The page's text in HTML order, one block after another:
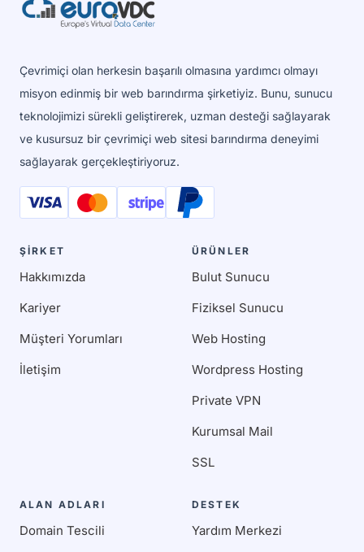
Çevrimiçi olan herkesin başarılı olmasına yardımcı olmayı
misyon edinmiş bir web barındırma şirketiyiz. Bunu, sunucu
teknolojimizi sürekli geliştirerek, uzman desteği sağlayarak
ve kusursuz bir çevrimiçi web sitesi barındırma deneyimi
sağlayarak gerçekleştiriyoruz.
ŞİRKET
Hakkımızda
Kariyer
Müşteri Yorumları
İletişim
ÜRÜNLER
Bulut Sunucu
Fiziksel Sunucu
Web Hosting
Wordpress Hosting
Private VPN
Kurumsal Mail
SSL
ALAN ADLARI
Domain Tescili
DESTEK
Yardım Merkezi